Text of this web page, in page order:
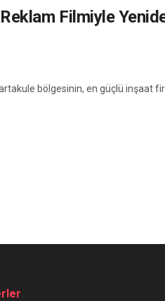
Filmiyle
bölgesinin, en güçlü inşaat